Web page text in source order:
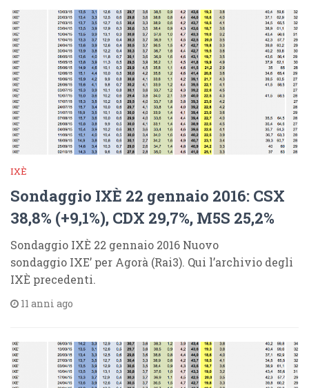
IXÈ
Sondaggio IXÈ 22 gennaio 2016: CSX
38,8% (+9,1%), CDX 29,7%, M5S 25,2%
Sondaggio IXÈ 22 gennaio 2016 Nuovo
sondaggio IXE’ per Agorà (Rai3). Qui l’archivio degli
IXÈ precedenti.
11 anni ago